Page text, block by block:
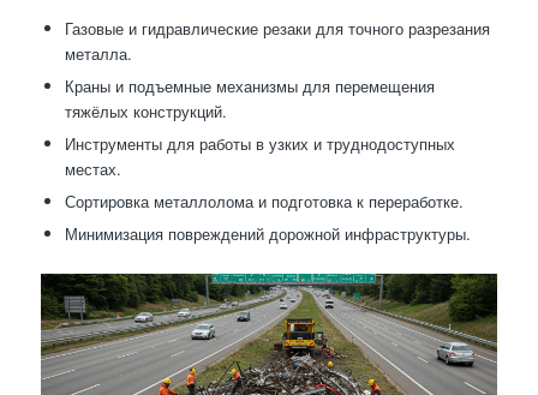
Газовые и гидравлические резаки для точного разрезания
металла.
Краны и подъемные механизмы для перемещения
тяжёлых конструкций.
Инструменты для работы в узких и труднодоступных
местах.
Сортировка металлолома и подготовка к переработке.
Минимизация повреждений дорожной инфраструктуры.